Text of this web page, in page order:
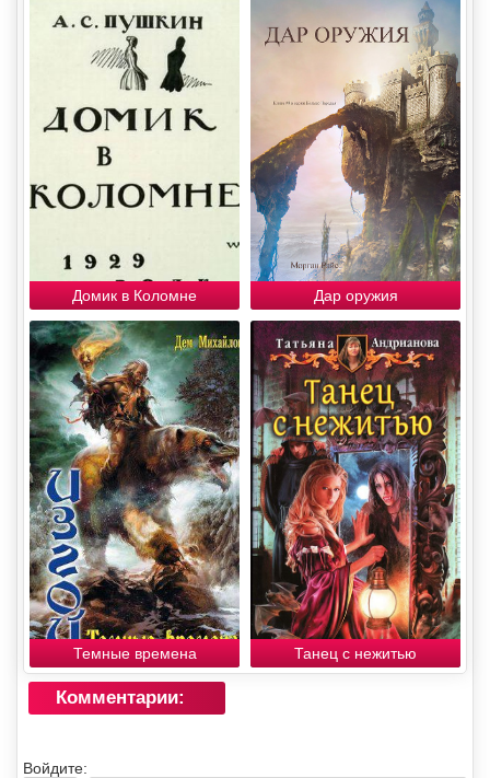
Домик в Коломне Дар оружия
Темные времена Танец с нежитью
Комментарии:
Войдите: